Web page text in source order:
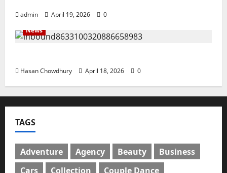
admin April 19, 2026
0
News
Hasan Chowdhury April 18, 2026 0
TAGS
Adventure Agency Beauty
Business
Cars
Collection
Couple Dance